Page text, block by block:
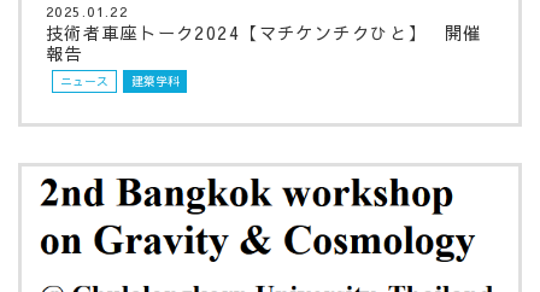
2025.01.22
技術者車座トーク2024【マチケンチクひと】 開催
報告
ニュース 建築学科